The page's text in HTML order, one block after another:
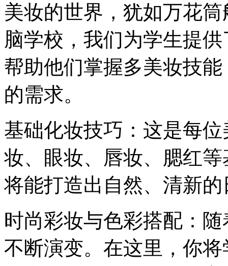
美妆的世界，犹如万花
脑学校，我们为学生提
帮助他们掌握多美妆技
的需求。
基础化妆技巧：这是每
妆、眼妆、唇妆、腮红
将能打造出自然、清新
时尚彩妆与色彩搭配：
不断演变。在这里，你